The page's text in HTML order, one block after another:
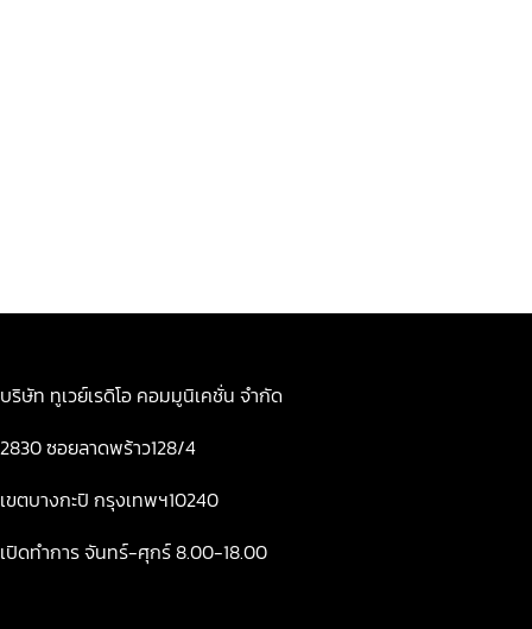
บริษัท ทูเวย์เรดิโอ คอมมูนิเคชั่น จำกัด
2830 ซอยลาดพร้าว128/4
เขตบางกะปิ กรุงเทพฯ10240
เปิดทำการ จันทร์-ศุกร์ 8.00-18.00